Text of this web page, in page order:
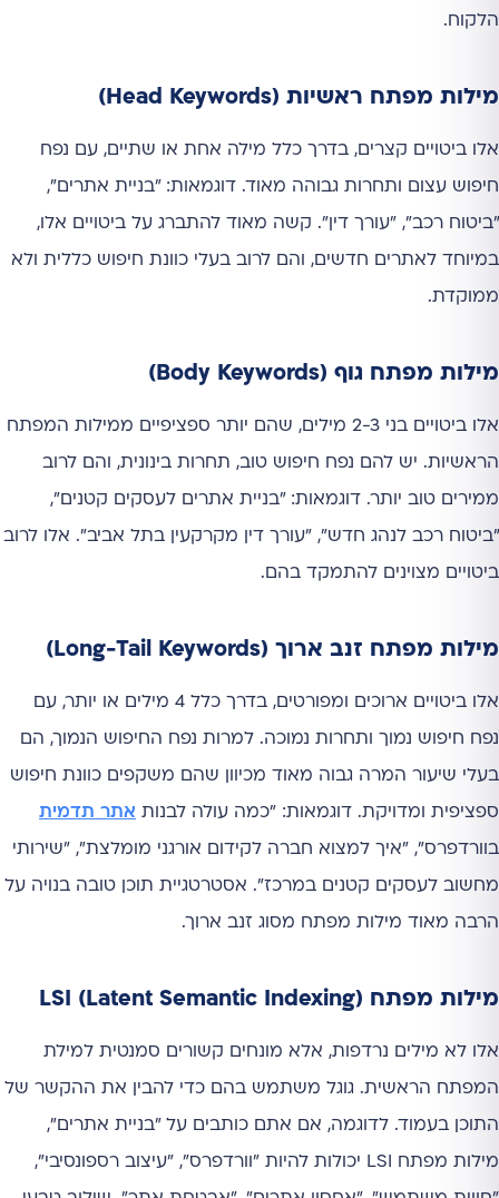
הלקוח.
מילות מפתח ראשיות (Head Keywords)
אלו ביטויים קצרים, בדרך כלל מילה אחת או שתיים, עם נפח
חיפוש עצום ותחרות גבוהה מאוד. דוגמאות: "בניית אתרים",
"ביטוח רכב", "עורך דין". קשה מאוד להתברג על ביטויים אלו,
במיוחד לאתרים חדשים, והם לרוב בעלי כוונת חיפוש כללית ולא
ממוקדת.
מילות מפתח גוף (Body Keywords)
אלו ביטויים בני 2-3 מילים, שהם יותר ספציפיים ממילות המפתח
הראשיות. יש להם נפח חיפוש טוב, תחרות בינונית, והם לרוב
ממירים טוב יותר. דוגמאות: "בניית אתרים לעסקים קטנים",
"ביטוח רכב לנהג חדש", "עורך דין מקרקעין בתל אביב". אלו לרוב
ביטויים מצוינים להתמקד בהם.
מילות מפתח זנב ארוך (Long-Tail Keywords)
אלו ביטויים ארוכים ומפורטים, בדרך כלל 4 מילים או יותר, עם
נפח חיפוש נמוך ותחרות נמוכה. למרות נפח החיפוש הנמוך, הם
בעלי שיעור המרה גבוה מאוד מכיוון שהם משקפים כוונת חיפוש
ספציפית ומדויקת. דוגמאות: "כמה עולה לבנות אתר תדמית
בוורדפרס", "איך למצוא חברה לקידום אורגני מומלצת", "שירותי
מחשוב לעסקים קטנים במרכז". אסטרטגיית תוכן טובה בנויה על
הרבה מאוד מילות מפתח מסוג זנב ארוך.
מילות מפתח LSI (Latent Semantic Indexing)
אלו לא מילים נרדפות, אלא מונחים קשורים סמנטית למילת
המפתח הראשית. גוגל משתמש בהם כדי להבין את ההקשר של
התוכן בעמוד. לדוגמה, אם אתם כותבים על "בניית אתרים",
מילות מפתח LSI יכולות להיות "וורדפרס", "עיצוב רספונסיבי",